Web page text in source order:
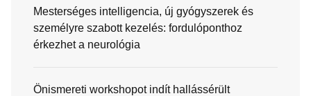
Mesterséges intelligencia, új gyógyszerek és
személyre szabott kezelés: fordulóponthoz
érkezhet a neurológia
Önismereti workshopot indít hallássérült